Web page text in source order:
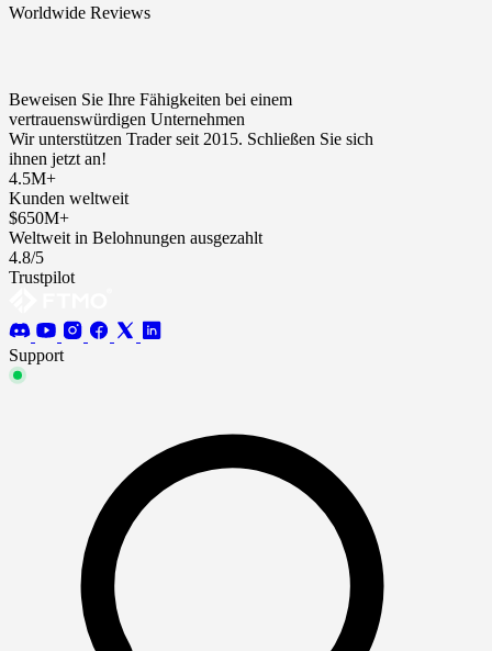
Worldwide Reviews
Beweisen Sie Ihre Fähigkeiten bei einem
vertrauenswürdigen Unternehmen
Wir unterstützen Trader seit 2015. Schließen Sie sich
ihnen jetzt an!
4.5M+
Kunden weltweit
$650M+
Weltweit in Belohnungen ausgezahlt
4.8/5
Trustpilot
Support